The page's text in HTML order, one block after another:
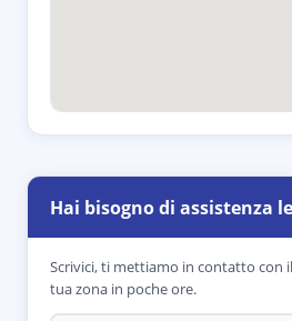
Hai bisogno di assistenza
Scrivici, ti mettiamo in contatto con
tua zona in poche ore.